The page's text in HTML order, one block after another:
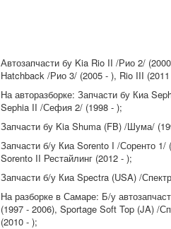
Автозапчасти бу Kia Rio II /Рио 2/
Hatchback /Рио 3/ (2005 - ), Rio III
На авторазборке: Запчасти бу Киа
Sephia II /Сефия 2/ (1998 - );
Запчасти бу Kia Shuma (FB) /Шума/
Запчасти б/у Киа Sorento I /Соренто
Sorento II Рестайлинг (2012 - );
Запчасти б/у Киа Spectra (USA) /
На разборке в Самаре: Б/у
(1997 - 2006), Sportage Soft Top (JA) /
(2010 - );